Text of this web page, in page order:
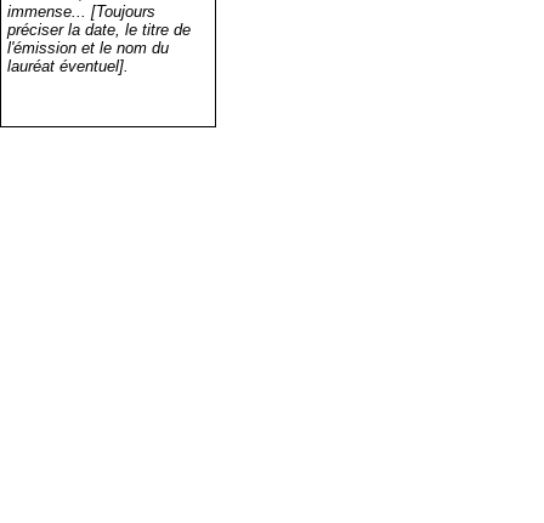
immense... [Toujours
préciser la date, le titre de
l'émission et le nom du
lauréat éventuel].